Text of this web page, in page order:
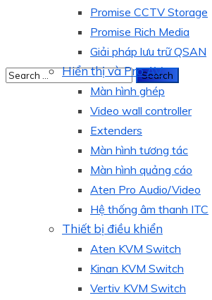
Promise CCTV Storage
Promise Rich Media
Giải pháp lưu trữ QSAN
Hiển thị và Pro AV
Màn hình ghép
Video wall controller
Extenders
Màn hình tương tác
Màn hình quảng cáo
Aten Pro Audio/Video
Hệ thống âm thanh ITC
Thiết bị điều khiển
Aten KVM Switch
Kinan KVM Switch
Vertiv KVM Switch